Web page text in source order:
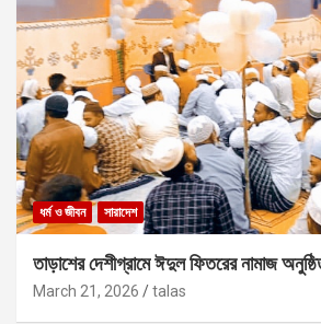
ধর্ম ও জীবন সারাদেশ
তাড়াশের দেশীগ্রামে ঈদুল ফিতরের নামাজ
March 21, 2026 talas